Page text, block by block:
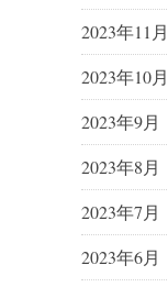
2023年11月
2023年10月
2023年9月
2023年8月
2023年7月
2023年6月